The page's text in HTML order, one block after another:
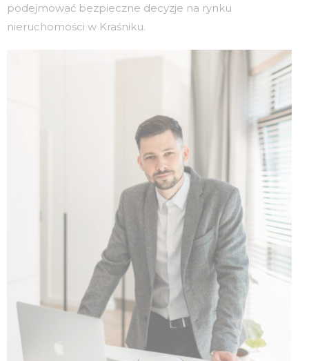
podejmować bezpieczne decyzje na rynku
nieruchomości w Kraśniku.